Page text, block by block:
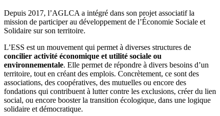
Depuis 2017, l’AGLCA a intégré dans son projet associatif la
mission de participer au développement de l’Économie Sociale et
Solidaire sur son territoire.
L’ESS est un mouvement qui permet à diverses structures de
concilier activité économique et utilité sociale ou
environnementale. Elle permet de répondre à divers besoins d’un
territoire, tout en créant des emplois. Concrètement, ce sont des
associations, des coopératives, des mutuelles ou encore des
fondations qui contribuent à lutter contre les exclusions, créer du lien
social, ou encore booster la transition écologique, dans une logique
solidaire et démocratique.